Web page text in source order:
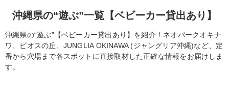
沖縄県の“遊ぶ”一覧【ベビーカー貸出あり】
沖縄県の“遊ぶ”【ベビーカー貸出あり】を紹介！ネオパークオキナ
ワ、ビオスの丘、JUNGLIA OKINAWA (ジャングリア沖縄)など、定
番から穴場まで各スポットに直接取材した正確な情報をお届けしま
す。